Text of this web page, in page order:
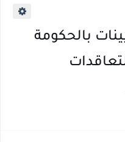
( مهندس ميكانيكا / ضابط مبيعات / فني تبريد وتكييف / فني كهرباء / فني غلايات / فني غازات / فني سباك )
بالحكومة
التعاقدات